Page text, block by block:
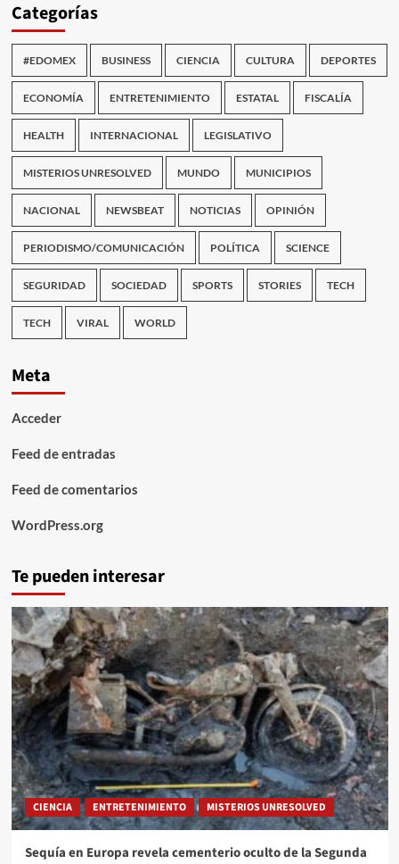
Categorías
#EDOMEX BUSINESS CIENCIA CULTURA DEPORTES
ECONOMÍA ENTRETENIMIENTO ESTATAL FISCALÍA
HEALTH INTERNACIONAL LEGISLATIVO
MISTERIOS UNRESOLVED MUNDO MUNICIPIOS
NACIONAL NEWSBEAT NOTICIAS OPINIÓN
PERIODISMO/COMUNICACIÓN POLÍTICA SCIENCE
SEGURIDAD SOCIEDAD SPORTS STORIES TECH
TECH VIRAL WORLD
Meta
Acceder
Feed de entradas
Feed de comentarios
WordPress.org
Te pueden interesar
CIENCIA ENTRETENIMIENTO MISTERIOS UNRESOLVED
Sequía en Europa revela cementerio oculto de la Segunda